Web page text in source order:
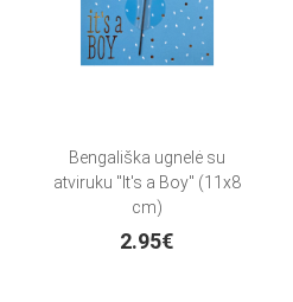
Bengališka ugnelė su
atviruku "It's a Boy" (11x8
cm)
2.95€